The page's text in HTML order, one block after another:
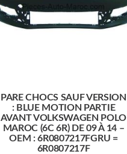
PARE CHOCS SAUF VERSION
: BLUE MOTION PARTIE
AVANT VOLKSWAGEN POLO
MAROC (6C 6R) DE 09 À 14 –
OEM : 6R0807217FGRU =
6R0807217F